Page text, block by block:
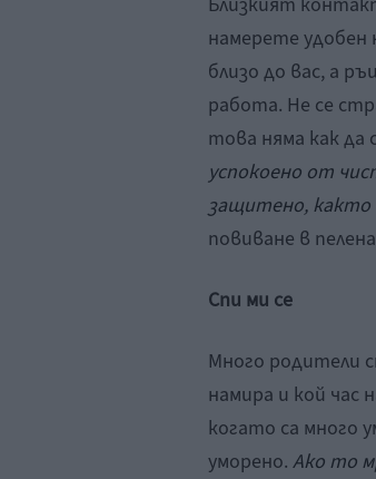
намерете удобен
близо до вас, а
работа. Не се
това няма как да
успокоено от
защитено, както
повиване в
Cпи ми се
Много родители
намира и кой час
когато са много
уморено. Ако то